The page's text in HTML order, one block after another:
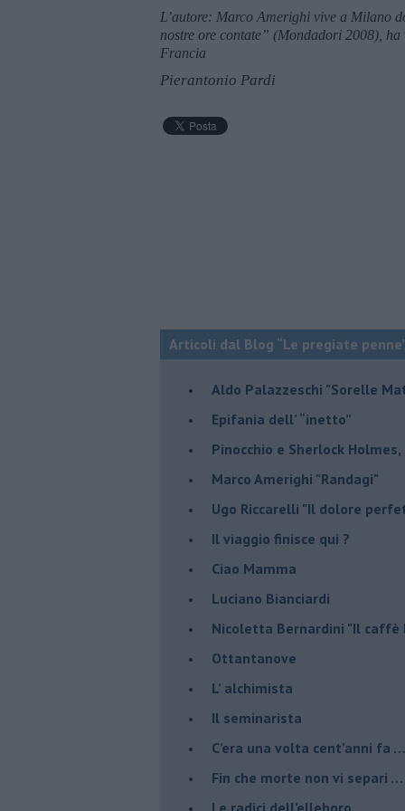
L’autore: Marco Amerighi vive a Milano
nostre ore contate” (Mondadori 2008),
Francia
Pierantonio Pardi
Articoli dal Blog “Le pregiate
​Aldo Palazzeschi "Sorelle
​Epifania dell’ “inetto”
Pinocchio e Sherlock
​Marco Amerighi "Randagi"
Ugo Riccarelli "Il dolore
​Il viaggio finisce qui ?
​Ciao Mamma
​Luciano Bianciardi
​Nicoletta Bernardini "Il caffè
​Ottantanove
​L’ alchimista
Il seminarista
​C’era una volta cent’anni fa …
​Fin che morte non vi separi …
​Le radici dell’elleboro.